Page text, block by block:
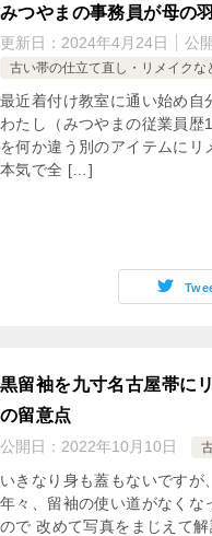
みつやまの事務員が母の
更新日： 2024年4月24日 公
古い帯の仕立て直し・リメイクな
最近着付け教室に通い始め自
わたし（みつやまの従業員歴
を何か違う別のアイテムに
本気で全 […]
黒留袖を九寸名古屋帯に
の留意点
公開日： 2022年10月10日
いきなり身も蓋もないですが
年々、留袖の使い道がなくな
ので 改めて写真をまじえて